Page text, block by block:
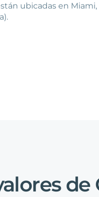
ubicadas en Miami,
de